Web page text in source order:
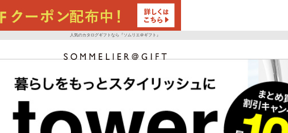
人気のカタログギフトなら『ソムリエ＠ギフト』